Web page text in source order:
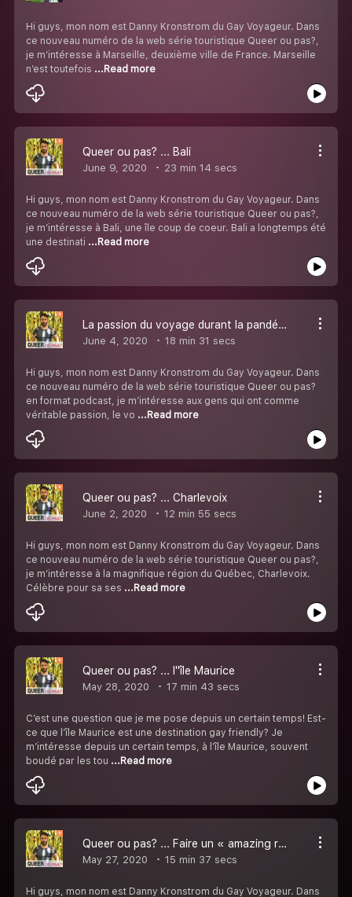
Hi guys, mon nom est Danny Kronstrom du Gay Voyageur. Dans
ce nouveau numéro de la web série touristique Queer ou pas?,
je m’intéresse à Marseille, deuxième ville de France. Marseille
n’est toutefois ...Read more
Queer ou pas? ... Bali
June 9, 2020 23 min 14 secs
Hi guys, mon nom est Danny Kronstrom du Gay Voyageur. Dans
ce nouveau numéro de la web série touristique Queer ou pas?,
je m’intéresse à Bali, une île coup de coeur. Bali a longtemps été
une destinati ...Read more
La passion du voyage durant la pandémie
June 4, 2020 18 min 31 secs
Hi guys, mon nom est Danny Kronstrom du Gay Voyageur. Dans
ce nouveau numéro de la web série touristique Queer ou pas?
en format podcast, je m’intéresse aux gens qui ont comme
véritable passion, le vo ...Read more
Queer ou pas? ... Charlevoix
June 2, 2020 12 min 55 secs
Hi guys, mon nom est Danny Kronstrom du Gay Voyageur. Dans
ce nouveau numéro de la web série touristique Queer ou pas?,
je m’intéresse à la magnifique région du Québec, Charlevoix.
Célèbre pour sa ses ...Read more
Queer ou pas? ... l''île Maurice
May 28, 2020 17 min 43 secs
C’est une question que je me pose depuis un certain temps! Est-
ce que l’île Maurice est une destination gay friendly? Je
m’intéresse depuis un certain temps, à l’île Maurice, souvent
boudé par les tou ...Read more
Queer ou pas? ... Faire un « amazing race » de voyage pour la fête de son copain
May 27, 2020 15 min 37 secs
Hi guys, mon nom est Danny Kronstrom du Gay Voyageur. Dans